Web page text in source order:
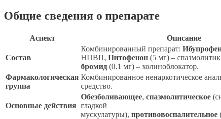
Общие сведения о препарате
Аспект Описание
Состав
Комбинированный препарат:
НПВП, Питофенон (5 мг) –
бромид (0.1 мг) – холиноблокатор.
Фармакологическая
группа
Комбинированное ненаркотическое
средство.
Основные действия
Обезболивающее, спазмолитическое
гладкой
мускулатуры), противовоспалительное